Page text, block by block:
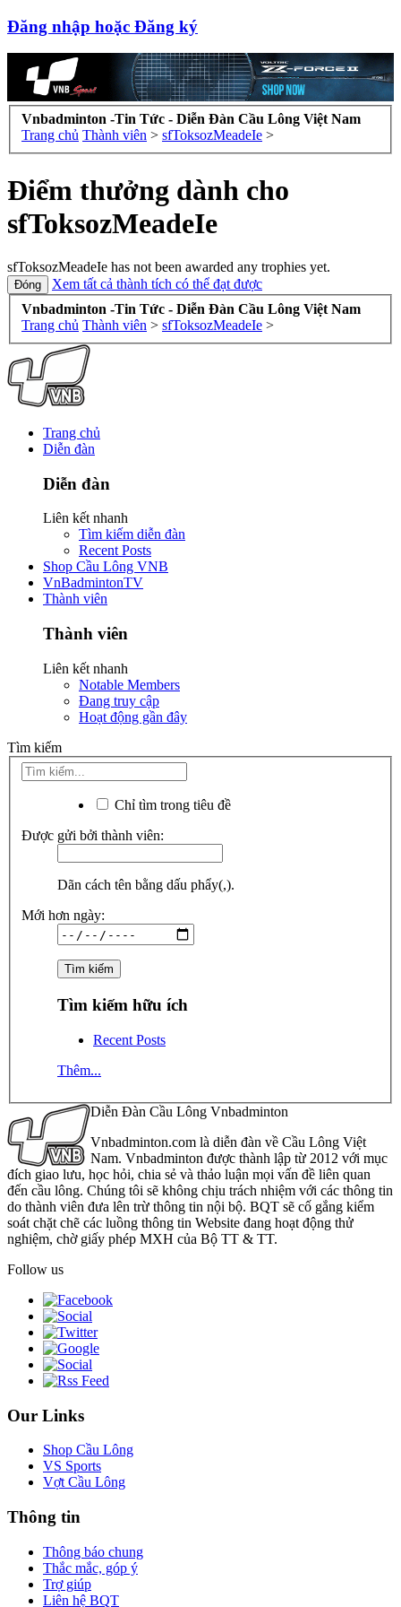
Đăng nhập hoặc Đăng ký
Vnbadminton -Tin Tức - Diễn Đàn Cầu Lông Việt Nam
Trang chủ Thành viên > sfToksozMeadeIe >
Điểm thưởng dành cho
sfToksozMeadeIe
sfToksozMeadeIe has not been awarded any trophies yet.
Xem tất cả thành tích có thể đạt được
Vnbadminton -Tin Tức - Diễn Đàn Cầu Lông Việt Nam
Trang chủ Thành viên > sfToksozMeadeIe >
Trang chủ
Diễn đàn
Diễn đàn
Liên kết nhanh
Tìm kiếm diễn đàn
Recent Posts
Shop Cầu Lông VNB
VnBadmintonTV
Thành viên
Thành viên
Liên kết nhanh
Notable Members
Đang truy cập
Hoạt động gần đây
Tìm kiếm
Chỉ tìm trong tiêu đề
Được gửi bởi thành viên:
Dãn cách tên bằng dấu phẩy(,).
Mới hơn ngày:
Tìm kiếm hữu ích
Recent Posts
Thêm...
Diễn Đàn Cầu Lông Vnbadminton
Vnbadminton.com là diễn đàn về Cầu Lông Việt
Nam. Vnbadminton được thành lập từ 2012 với mục
đích giao lưu, học hỏi, chia sẻ và thảo luận mọi vấn đề liên quan
đến cầu lông. Chúng tôi sẽ không chịu trách nhiệm với các thông tin
do thành viên đưa lên trừ thông tin nội bộ. BQT sẽ cố gắng kiểm
soát chặt chẽ các luồng thông tin Website đang hoạt động thử
nghiệm, chờ giấy phép MXH của Bộ TT & TT.
Follow us
Our Links
Shop Cầu Lông
VS Sports
Vợt Cầu Lông
Thông tin
Thông báo chung
Thắc mắc, góp ý
Trợ giúp
Liên hệ BQT